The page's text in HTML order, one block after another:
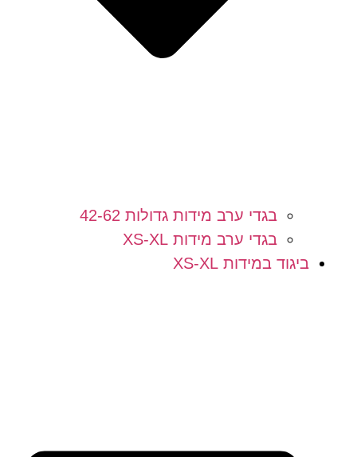
בגדי ערב מידות גדולות 42-62
בגדי ערב מידות XS-XL
ביגוד במידות XS-XL